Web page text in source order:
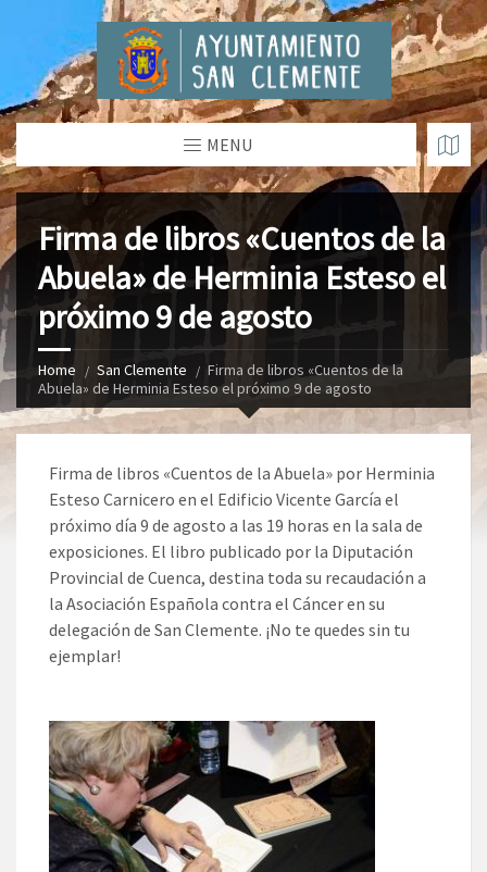
MENU
Firma de libros «Cuentos de la
Abuela» de Herminia Esteso el
próximo 9 de agosto
Home San Clemente
Firma de libros «Cuentos de la
Abuela» de Herminia Esteso el próximo 9 de agosto
Firma de libros «Cuentos de la Abuela» por Herminia
Esteso Carnicero en el Edificio Vicente García el
próximo día 9 de agosto a las 19 horas en la sala de
exposiciones. El libro publicado por la Diputación
Provincial de Cuenca, destina toda su recaudación a
la Asociación Española contra el Cáncer en su
delegación de San Clemente. ¡No te quedes sin tu
ejemplar!